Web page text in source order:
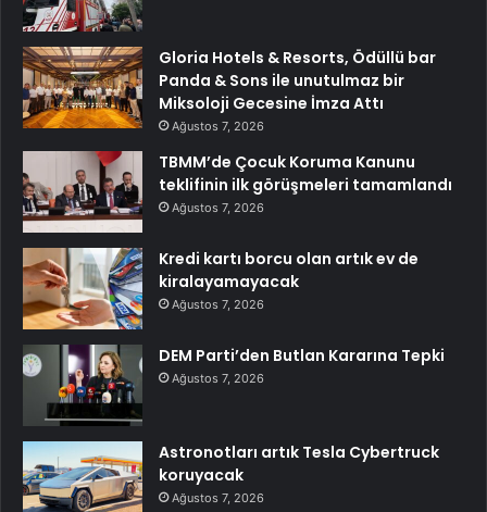
Gloria Hotels & Resorts, Ödüllü bar
Panda & Sons ile unutulmaz bir
Miksoloji Gecesine İmza Attı
Ağustos 7, 2026
TBMM’de Çocuk Koruma Kanunu
teklifinin ilk görüşmeleri tamamlandı
Ağustos 7, 2026
Kredi kartı borcu olan artık ev de
kiralayamayacak
Ağustos 7, 2026
DEM Parti’den Butlan Kararına Tepki
Ağustos 7, 2026
Astronotları artık Tesla Cybertruck
koruyacak
Ağustos 7, 2026